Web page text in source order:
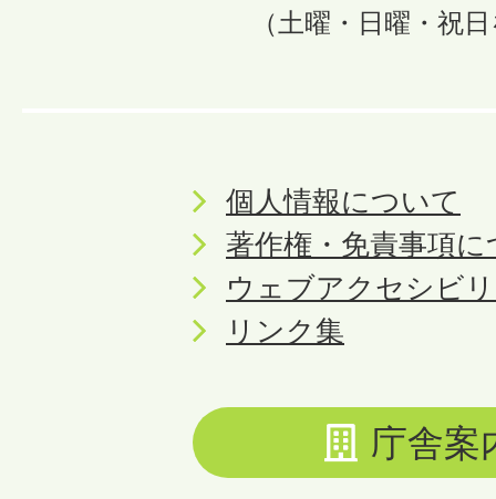
（土曜・日曜・祝
個人情報について
著作権・免責事項
ウェブアクセシビ
リンク集
庁舎案